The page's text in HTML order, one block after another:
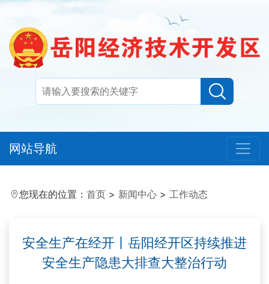
网站导航
您现在的位置： 首页 > 新闻中心 > 工作动态
安全生产在经开丨岳阳经开区持续推进
安全生产隐患大排查大整治行动